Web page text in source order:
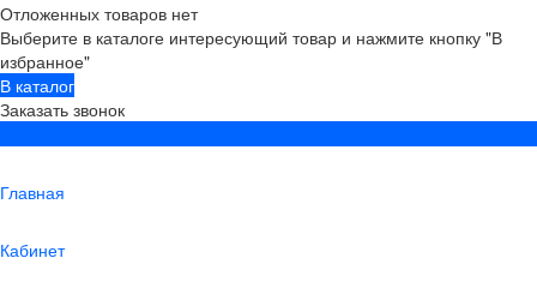
Отложенных товаров нет
Выберите в каталоге интересующий товар и нажмите кнопку "В
избранное"
В каталог
Заказать звонок
Главная
Кабинет